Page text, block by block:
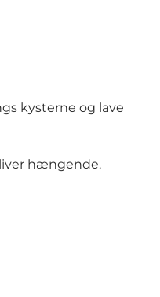
kysterne og lave
hængende.